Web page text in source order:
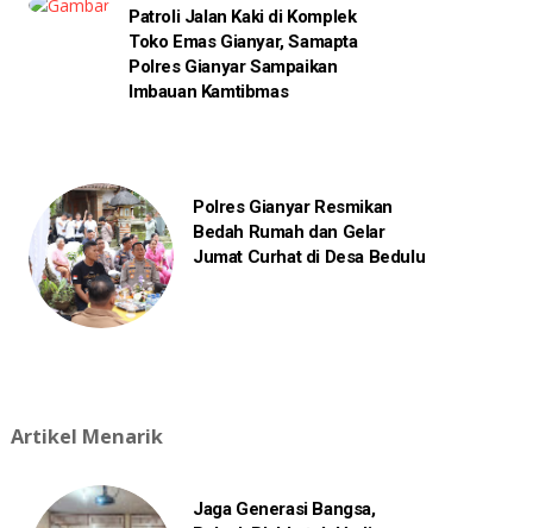
Patroli Jalan Kaki di Komplek
Toko Emas Gianyar, Samapta
Polres Gianyar Sampaikan
Imbauan Kamtibmas
Polres Gianyar Resmikan
Bedah Rumah dan Gelar
Jumat Curhat di Desa Bedulu
Artikel Menarik
Jaga Generasi Bangsa,